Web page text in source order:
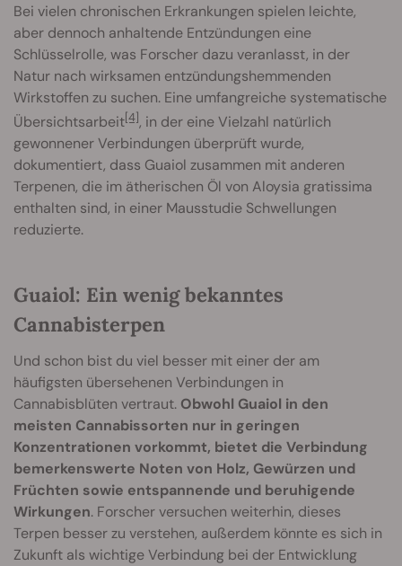
Bei vielen chronischen Erkrankungen spielen leichte,
aber dennoch anhaltende Entzündungen eine
Schlüsselrolle, was Forscher dazu veranlasst, in der
Natur nach wirksamen entzündungshemmenden
Wirkstoffen zu suchen. Eine umfangreiche systematische
Übersichtsarbeit[4], in der eine Vielzahl natürlich
gewonnener Verbindungen überprüft wurde,
dokumentiert, dass Guaiol zusammen mit anderen
Terpenen, die im ätherischen Öl von Aloysia gratissima
enthalten sind, in einer Mausstudie Schwellungen
reduzierte.
Guaiol: Ein wenig bekanntes
Cannabisterpen
Und schon bist du viel besser mit einer der am
häufigsten übersehenen Verbindungen in
Cannabisblüten vertraut. Obwohl Guaiol in den
meisten Cannabissorten nur in geringen
Konzentrationen vorkommt, bietet die Verbindung
bemerkenswerte Noten von Holz, Gewürzen und
Früchten sowie entspannende und beruhigende
Wirkungen. Forscher versuchen weiterhin, dieses
Terpen besser zu verstehen, außerdem könnte es sich in
Zukunft als wichtige Verbindung bei der Entwicklung